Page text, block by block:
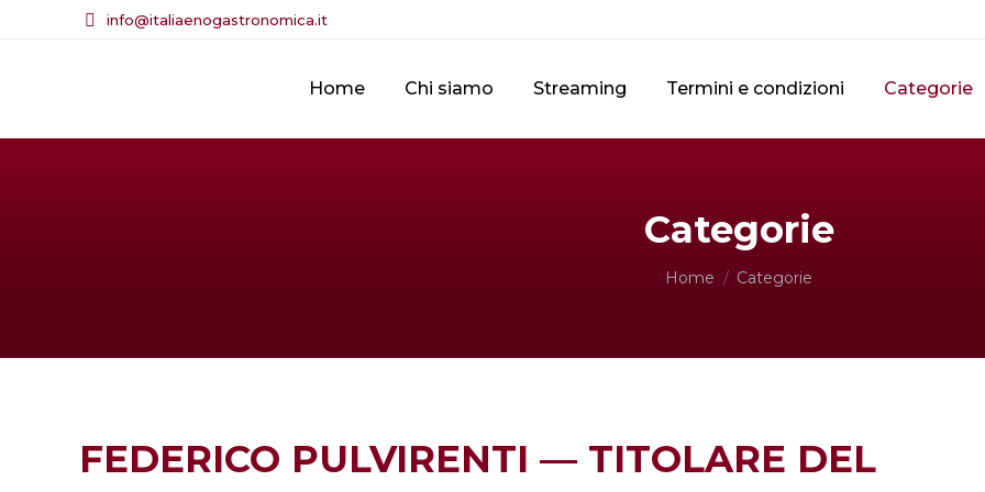
info@italiaenogastronomica.it
Home Chi siamo Streaming Termini e condizioni Categorie
Categorie
Tu sei qui:
Home Categorie
FEDERICO PULVIRENTI — TITOLARE DEL